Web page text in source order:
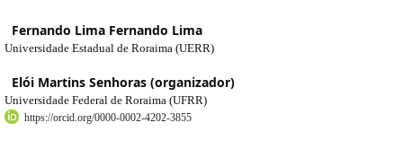
Fernando Lima Fernando Lima
Universidade Estadual de Roraima (UERR)
Elói Martins Senhoras (organizador)
Universidade Federal de Roraima (UFRR)
https://orcid.org/0000-0002-4202-3855